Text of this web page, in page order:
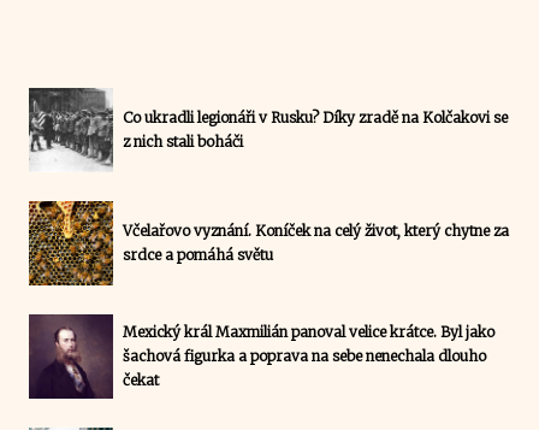
Co ukradli legionáři v Rusku? Díky zradě na Kolčakovi se
z nich stali boháči
Včelařovo vyznání. Koníček na celý život, který chytne za
srdce a pomáhá světu
Mexický král Maxmilián panoval velice krátce. Byl jako
šachová figurka a poprava na sebe nenechala dlouho
čekat